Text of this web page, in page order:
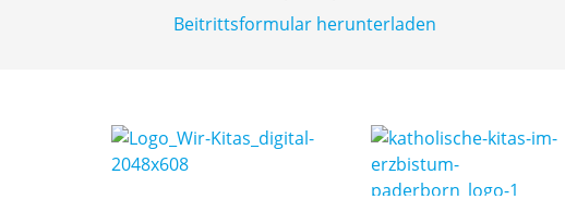
Beitrittsformular herunterladen